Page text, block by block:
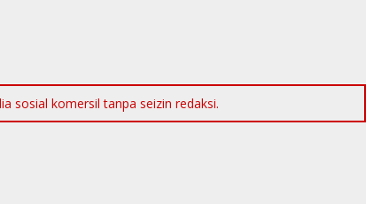
sosial komersil tanpa seizin redaksi.